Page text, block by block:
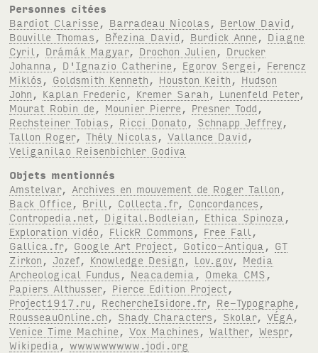
Personnes citées
Bardiot Clarisse
Barradeau Nicolas Berlow David
Bouville Thomas
Březina David Burdick Anne
Diagne
Cyril
Drámák Magyar, Drochon Julien
Drucker
Johanna
D'Ignazio Catherine Egorov Sergei
Ferencz
Miklós
Goldsmith Kenneth Houston Keith
Hudson
John
Kaplan Frederic Kremer Sarah Lunenfeld Peter,
Mourat Robin de
Mounier Pierre Presner Todd
Rechsteiner Tobias
Ricci Donato Schnapp Jeffrey
Tallon Roger,Thély Nicolas ,Vallance David
Veliganilao Reisenbichler Godiva
Objets mentionnés
Amstelvar, Archives en mouvement de Roger Tallon
Back Office
Brill Collecta.fr, Concordances
Contropedia.net
Digital.Bodleian Ethica Spinoza
Exploration vidéo
FlickR Commons Free Fall
Gallica.fr, Google Art Project Gotico-Antiqua
GT
Zirkon
Jozef Knowledge Design Lov.gov, Media
Archeological Fundus
Neacademia Omeka CMS
Papiers Althusser, Pierce Edition Project
Project1917.ru
RechercheIsidore.fr, Re-Typographe
RousseauOnline.ch
Shady Characters Skolar,VÉgA
Venice Time Machine ,Vox Machines ,Walther,Wespr,
Wikipedia
,wwwwwwwww.jodi.org